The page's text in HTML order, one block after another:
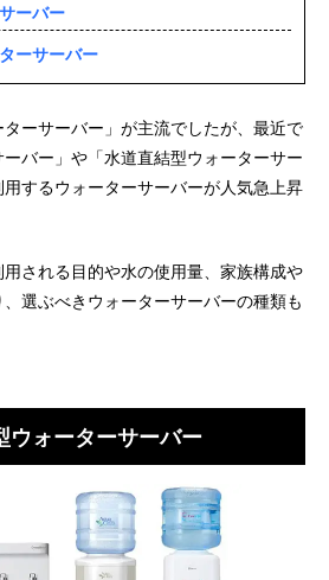
ーバー
ーサーバー
ーサーバー」が主流でしたが、最近で
バー」や「水道直結型ウォーターサー
するウォーターサーバーが人気急上昇
される目的や水の使用量、家族構成や
選ぶべきウォーターサーバーの種類も
ォーターサーバー